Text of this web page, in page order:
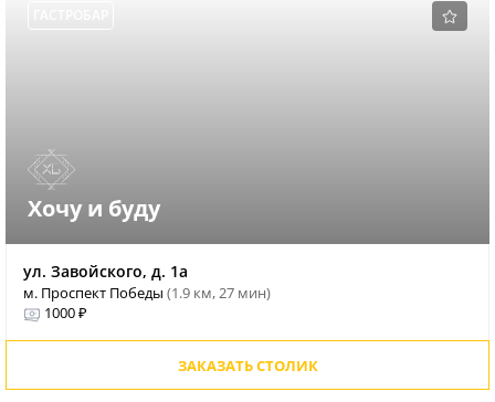
Хочу и буду
ул. Завойского, д. 1а
м. Проспект Победы (1.9 км, 27 мин)
1000 ₽
ЗАКАЗАТЬ СТОЛИК